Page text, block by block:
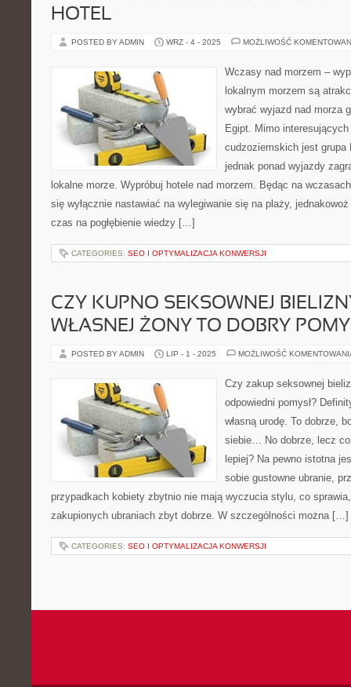
HOTEL
POSTED BY ADMIN WRZ - 4 - 2025 MOŻLIWOŚĆ
Wczasy nad morzem –
lokalnym morzem są
wybrać wyjazd nad morza
Egipt. Mimo
cudzoziemskich jest grupa
jednak ponad wyjazdy
lokalne morze. Wypróbuj hotele nad morzem. Będąc na
się wyłącznie nastawiać na wylegiwanie się na plaży,
czas na pogłębienie wiedzy […]
CATEGORIES: SEO I OPTYMALIZACJA KONWERSJI
CZY KUPNO SEKSOWNEJ
WŁASNEJ ŻONY TO DOBRY
POSTED BY ADMIN LIP - 1 - 2025 MOŻLIWOŚĆ
Czy zakup seksownej
odpowiedni pomysł?
własną urodę. To dobrze,
siebie… No dobrze, lecz
lepiej? Na pewno istotna
sobie gustowne ubranie,
przypadkach kobiety zbytnio nie mają wyczucia stylu, co
zakupionych ubraniach zbyt dobrze. W szczególności można […]
CATEGORIES: SEO I OPTYMALIZACJA KONWERSJI